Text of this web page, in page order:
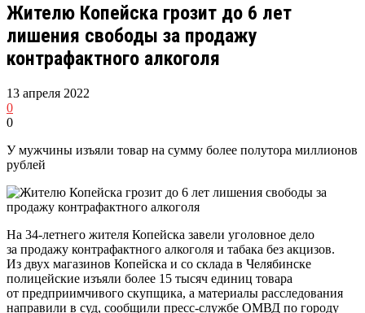
Жителю Копейска грозит до 6 лет
лишения свободы за продажу
контрафактного алкоголя
13 апреля 2022
0
0
У мужчины изъяли товар на сумму более полутора миллионов
рублей
На 34-летнего жителя Копейска завели уголовное дело
за продажу контрафактного алкоголя и табака без акцизов.
Из двух магазинов Копейска и со склада в Челябинске
полицейские изъяли более 15 тысяч единиц товара
от предприимчивого скупщика, а материалы расследования
направили в суд, сообщили пресс-службе ОМВД по городу